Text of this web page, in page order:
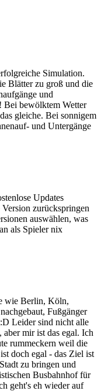
Simulation.
Blätter zu groß und die
und
Bei bewölktem Wetter
gleiche. Bei sonnigem
und Untergänge
Updates
zurückspringen
auswählen, was
als Spieler nix
wie Berlin, Köln,
Fußgänger
Leider sind nicht alle
aber mir ist das egal. Ich
rummeckern weil die
doch egal - das Ziel ist
zu bringen und
Busbahnhof für
geht's eh wieder auf